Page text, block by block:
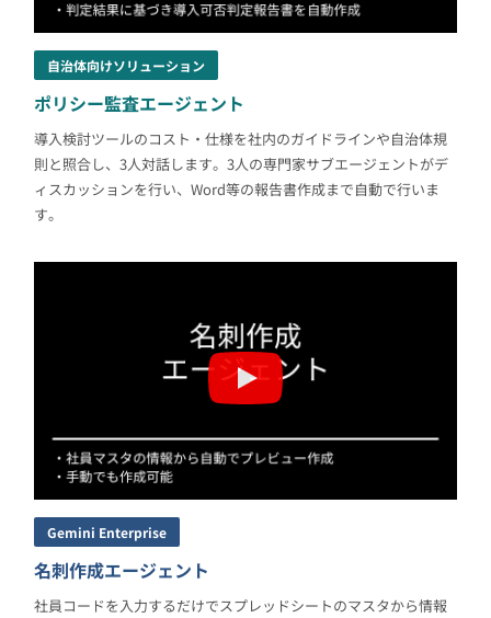
自治体向けソリューション
ポリシー監査エージェント
導入検討ツールのコスト・仕様を社内のガイドラインや自治体規
則と照合し、3人対話します。3人の専門家サブエージェントがデ
ィスカッションを行い、Word等の報告書作成まで自動で行いま
す。
Gemini Enterprise
名刺作成エージェント
社員コードを入力するだけでスプレッドシートのマスタから情報